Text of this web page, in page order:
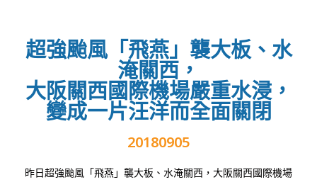
超強颱風「飛燕」襲大板、水
淹關西，
大阪關西國際機場嚴重水浸，
變成一片汪洋而全面關閉
20180905
昨日超強颱風「飛燕」襲大板、水淹關西，大阪關西國際機場